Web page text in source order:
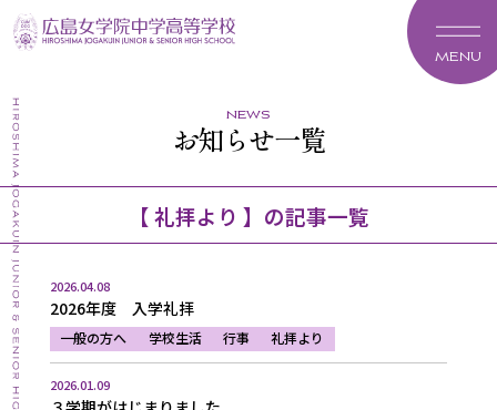
MENU
news
お知らせ一覧
【 礼拝より 】の記事一覧
2026.04.08
2026年度 入学礼拝
一般の方へ 学校生活 行事 礼拝より
2026.01.09